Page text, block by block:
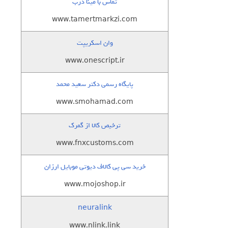
www.tamertmarkzi.com
وان اسکریپت
www.onescript.ir
پایگاه رسمی دکتر سعید محمد
www.smohamad.com
ترخیص کالا از گمرک
www.fnxcustoms.com
خرید سی پی کالاف دیوتی موبایل ارزان
www.mojoshop.ir
neuralink
www.nlink.link